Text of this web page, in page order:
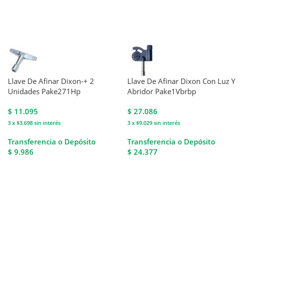
Llave De Afinar Dixon-+ 2
Unidades Pake271Hp
$ 11.095
3 x $3.698 sin interés
Transferencia o Depósito
$ 9.986
Llave De Afinar Dixon Con Luz Y
Abridor Pake1Vbrbp
$ 27.086
3 x $9.029sin interés
Transferencia o Depósito
$ 24.377